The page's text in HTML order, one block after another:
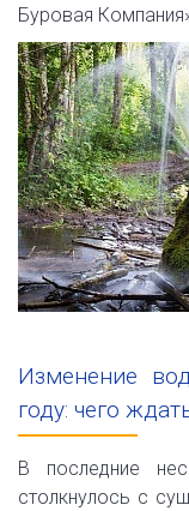
Буровая
Изменение
году: чего
В последние
столкнулось с